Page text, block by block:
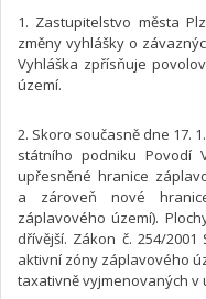
1. Zastupitelstvo města
změny vyhlášky o
Vyhláška zpřísňuje
území.
2. Skoro současně dne 17.
státního podniku Povodí
upřesněné hranice
a zároveň nové
záplavového území).
dřívější. Zákon č. 254/
aktivní zóny záplavového
taxativně vyjmenovaných v